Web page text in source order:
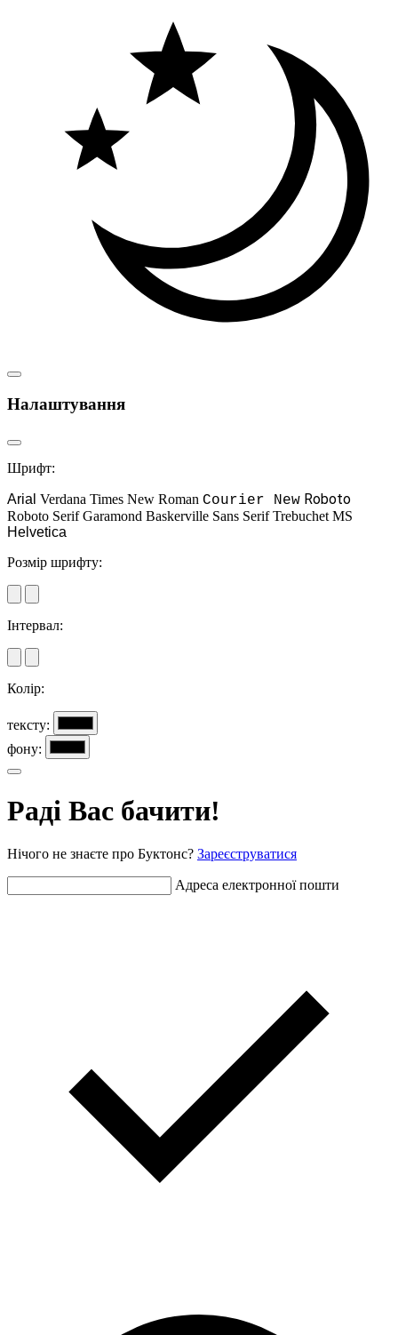
Налаштування
Шрифт:
Arial Verdana Times New Roman Courier New Roboto
Roboto Serif Garamond Baskerville Sans Serif Trebuchet MS
Helvetica
Розмір шрифту:
Інтервал:
Колір:
тексту:
фону:
Раді Вас бачити!
Нічого не знаєте про Буктонс? Зареєструватися
Адреса електронної пошти